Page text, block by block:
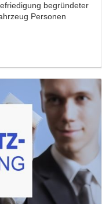
begründeter
Personen